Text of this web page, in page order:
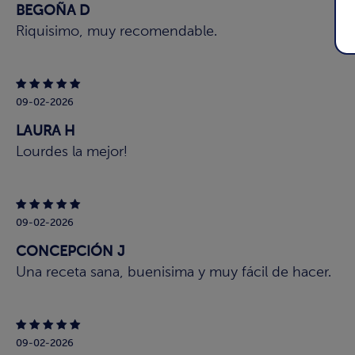
BEGOÑA D
Riquisimo, muy recomendable.
09-02-2026
LAURA H
Lourdes la mejor!
09-02-2026
CONCEPCIÓN J
Una receta sana, buenisima y muy fácil de hacer.
09-02-2026